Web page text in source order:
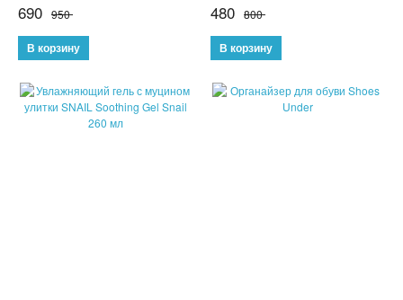
ДЕТСКИЕ ИГРУШКИ
СПИННЕРЫ,АНТИСТРЕСС
КОНСТРУКТОРЫ
690 950 480 800